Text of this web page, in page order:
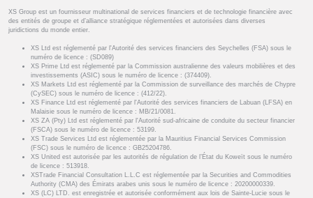
XS Group est un fournisseur multinational de services financiers et de technologie financière avec
des entités de groupe et d’alliance stratégique réglementées et autorisées dans diverses
juridictions du monde entier.
XS Ltd est réglementé par l'Autorité des services financiers des Seychelles (FSA) sous le
numéro de licence : (SD089)
XS Prime Ltd est réglementé par la Commission australienne des valeurs mobilières et des
investissements (ASIC) sous le numéro de licence : (374409).
XS Markets Ltd est réglementé par la Commission de surveillance des marchés de Chypre
(CySEC) sous le numéro de licence : (412/22).
XS Finance Ltd est réglementé par l'Autorité des services financiers de Labuan (LFSA) en
Malaisie sous le numéro de licence : MB/21/0081.
XS ZA (Pty) Ltd est réglementé par l'Autorité sud-africaine de conduite du secteur financier
(FSCA) sous le numéro de licence : 53199.
XS Trade Services Ltd est réglementée par la Mauritius Financial Services Commission
(FSC) sous le numéro de licence : GB25204786.
XS United est autorisée par les autorités de régulation de l’État du Koweït sous le numéro
de licence : 513918.
XSTrade Financial Consultation L.L.C est réglementée par la Securities and Commodities
Authority (CMA) des Émirats arabes unis sous le numéro de licence : 20200000339.
XS (LC) LTD. est enregistrée et autorisée conformément aux lois de Sainte-Lucie sous le